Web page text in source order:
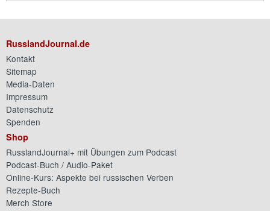
RusslandJournal.de
Kontakt
Sitemap
Media-Daten
Impressum
Datenschutz
Spenden
Shop
RusslandJournal+ mit Übungen zum Podcast
Podcast-Buch / Audio-Paket
Online-Kurs: Aspekte bei russischen Verben
Rezepte-Buch
Merch Store